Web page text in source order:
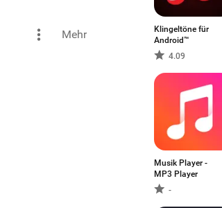
Mehr
Klingeltöne für
Android™
4.09
Musik Player -
MP3 Player
-